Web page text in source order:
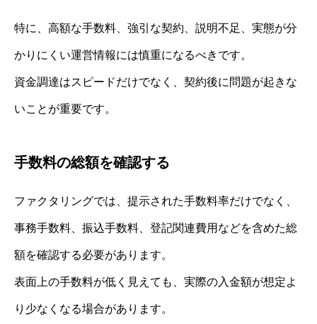
特に、高額な手数料、強引な契約、説明不足、実態が分
かりにくい運営情報には慎重になるべきです。
資金調達はスピードだけでなく、契約後に問題が起きな
いことが重要です。
手数料の総額を確認する
ファクタリングでは、提示された手数料率だけでなく、
事務手数料、振込手数料、登記関連費用などを含めた総
額を確認する必要があります。
表面上の手数料が低く見えても、実際の入金額が想定よ
り少なくなる場合があります。